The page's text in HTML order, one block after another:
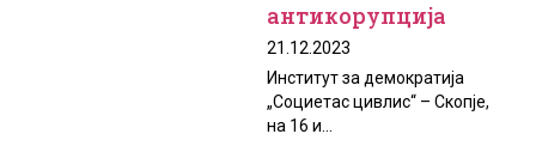
антикорупција
21.12.2023
Институт за демократија
„Социетас цивлис“ – Скопје,
на 16 и...